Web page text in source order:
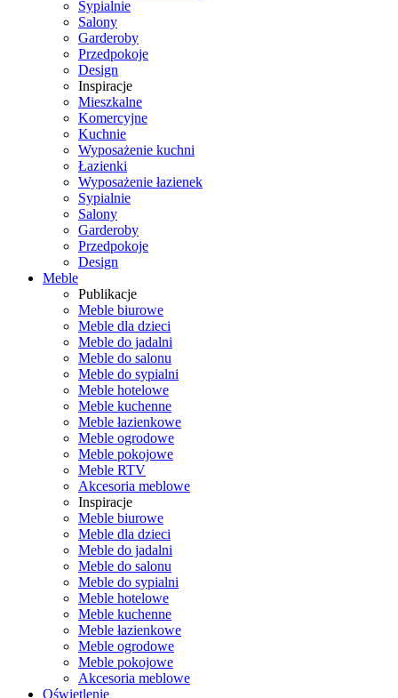
Sypialnie
Salony
Garderoby
Przedpokoje
Design
Inspiracje
Mieszkalne
Komercyjne
Kuchnie
Wyposażenie kuchni
Łazienki
Wyposażenie łazienek
Sypialnie
Salony
Garderoby
Przedpokoje
Design
Meble
Publikacje
Meble biurowe
Meble dla dzieci
Meble do jadalni
Meble do salonu
Meble do sypialni
Meble hotelowe
Meble kuchenne
Meble łazienkowe
Meble ogrodowe
Meble pokojowe
Meble RTV
Akcesoria meblowe
Inspiracje
Meble biurowe
Meble dla dzieci
Meble do jadalni
Meble do salonu
Meble do sypialni
Meble hotelowe
Meble kuchenne
Meble łazienkowe
Meble ogrodowe
Meble pokojowe
Akcesoria meblowe
Oświetlenie